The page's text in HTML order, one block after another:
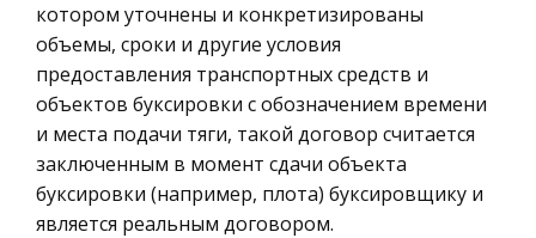
Физкультура и Спорт, Здоровье
Гражданская оборона
Геология
Религия
Уголовный процесс
Таможенное право
котором уточнены и конкретизированы
объемы, сроки и другие условия
предоставления транспортных средств и
объектов буксировки с обозначением времени
и места подачи тяги, такой договор считается
заключенным в момент сдачи объекта
буксировки (например, плота) буксировщику и
является реальным договором.